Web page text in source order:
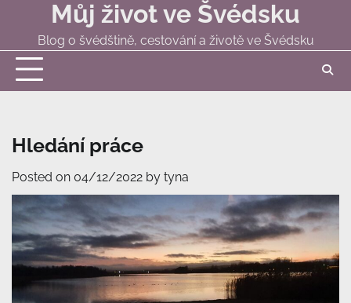
content
Můj život ve Švédsku
Blog o švédštině, cestování a životě ve Švédsku
Hledání práce
Posted on 04/12/2022 by tyna